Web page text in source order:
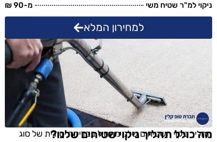
ניקוי למ"ר שטיח משי
מ-90 ₪
למחירון המלא
מה כולל תהליך ניקוי שטיחים שלנו?
תהליך ניקוי השטיחים שלנו מתחיל בבדיקה יסודית של סוג